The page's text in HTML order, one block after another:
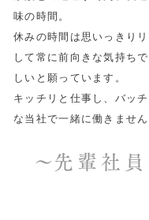
味の時間。
休みの時間は思いっきり
して常に前向きな気持ち
しいと願っています。
キッチリと仕事し、バッ
な当社で一緒に働きません
〜先輩社